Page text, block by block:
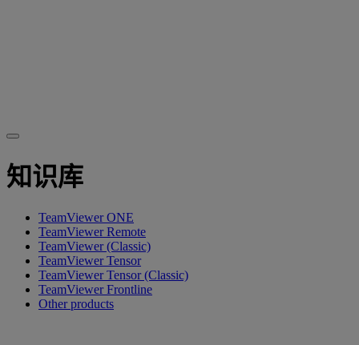
知识库
TeamViewer ONE
TeamViewer Remote
TeamViewer (Classic)
TeamViewer Tensor
TeamViewer Tensor (Classic)
TeamViewer Frontline
Other products